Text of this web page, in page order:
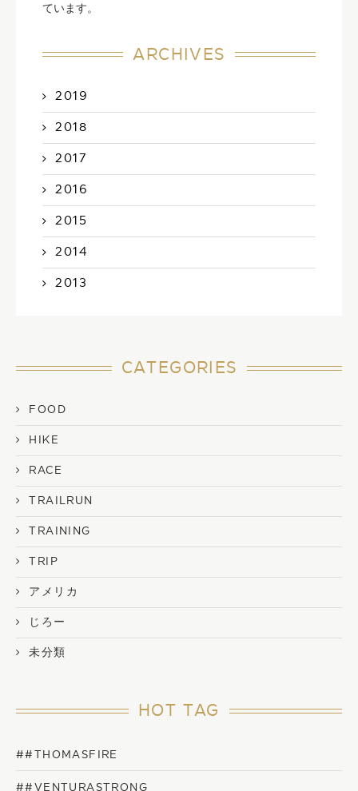
ています。
ARCHIVES
2019
2018
2017
2016
2015
2014
2013
CATEGORIES
FOOD
HIKE
RACE
TRAILRUN
TRAINING
TRIP
アメリカ
じろー
未分類
HOT TAG
##THOMASFIRE
##VENTURASTRONG